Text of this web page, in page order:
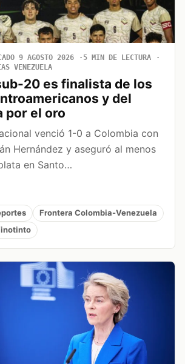
9 AGOSTO 2026
5 MIN DE LECTURA
VENEZUELA
20 es finalista de los
y del
por el oro
venció 1-0 a Colombia con
Hernández y aseguró al menos
en Santo…
Frontera Colombia-Venezuela